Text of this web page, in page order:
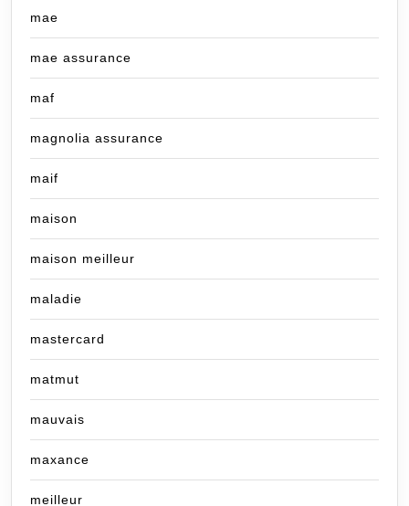
mae
mae assurance
maf
magnolia assurance
maif
maison
maison meilleur
maladie
mastercard
matmut
mauvais
maxance
meilleur